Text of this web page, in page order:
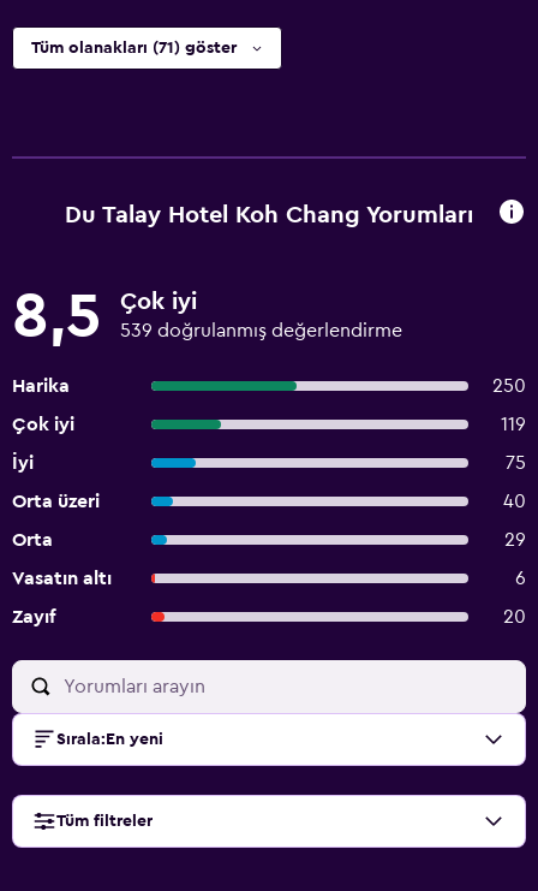
Tüm olanakları (71) göster
Du Talay Hotel Koh Chang Yorumları
8,5 Çok iyi
539 doğrulanmış değerlendirme
Harika
250
Çok iyi
119
İyi
75
Orta üzeri
40
Orta
29
Vasatın altı
6
Zayıf
20
Sırala: En yeni
Tüm filtreler